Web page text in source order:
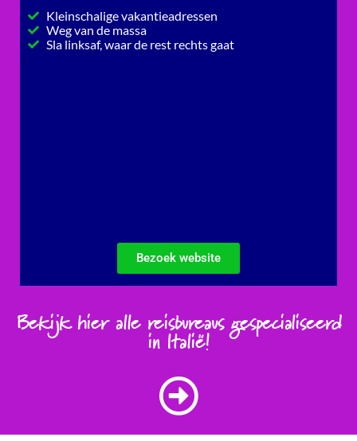
Kleinschalige vakantieadressen
Weg van de massa
Sla linksaf, waar de rest rechts gaat
Bezoek website
Bekijk hier alle reisbureaus gespecialiseerd
in Italië!